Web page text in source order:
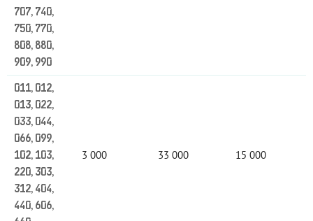
707, 740,
750, 770,
808, 880,
909, 990
011, 012,
013, 022,
033, 044,
066, 099,
102, 103,
220, 303,
312, 404,
440, 606,
3 000 33 000 15 000